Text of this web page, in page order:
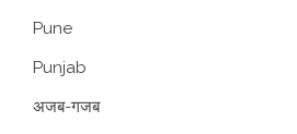
Pune
Punjab
अजब-गजब